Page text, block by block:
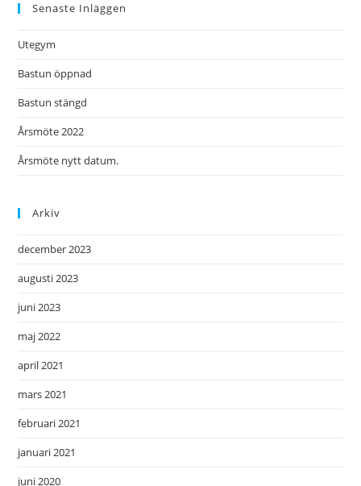
Senaste Inläggen
Utegym
Bastun öppnad
Bastun stängd
Årsmöte 2022
Årsmöte nytt datum.
Arkiv
december 2023
augusti 2023
juni 2023
maj 2022
april 2021
mars 2021
februari 2021
januari 2021
juni 2020